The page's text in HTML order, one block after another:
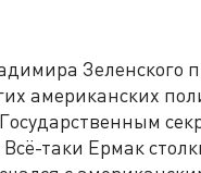
Зеленского
американских
Государственным
таки Ермак